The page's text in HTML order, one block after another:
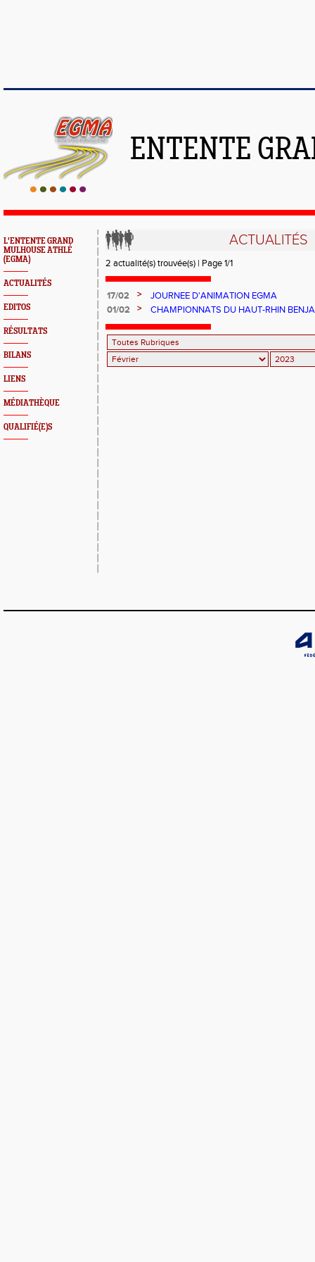
ENTENTE
L'ENTENTE GRAND
MULHOUSE ATHLÉ
(EGMA)
ACTUALITÉS
EDITOS
RÉSULTATS
BILANS
LIENS
MÉDIATHÈQUE
QUALIFIÉ(E)S
ACTUALITÉS
2 actualité(s) trouvée(s) | Page 1/1
17/02 >
JOURNEE D'ANIMATION EGMA
01/02
>
CHAMPIONNATS DU HAUT-RHIN